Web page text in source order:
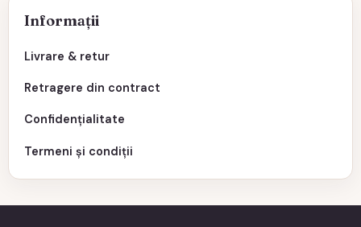
Informații
Livrare & retur
Retragere din contract
Confidențialitate
Termeni și condiții